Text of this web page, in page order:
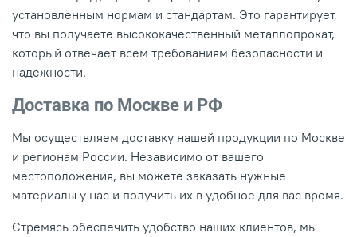
установленным нормам и стандартам. Это гарантирует,
что вы получаете высококачественный металлопрокат,
который отвечает всем требованиям безопасности и
надежности.
Доставка по Москве и РФ
Мы осуществляем доставку нашей продукции по Москве
и регионам России. Независимо от вашего
местоположения, вы можете заказать нужные
материалы у нас и получить их в удобное для вас время.
Стремясь обеспечить удобство наших клиентов, мы